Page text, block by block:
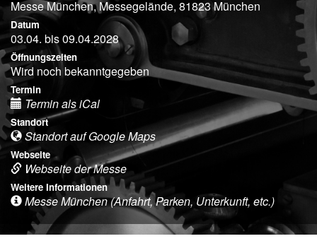
Messe München, Messegelände, 81823 München
Datum
03.04. bis 09.04.2028
Öffnungszeiten
Wird noch bekanntgegeben
Termin
Termin als iCal
Standort
Standort auf Google Maps
Webseite
Webseite der Messe
Weitere Informationen
Messe München (Anfahrt, Parken, Unterkunft, etc.)